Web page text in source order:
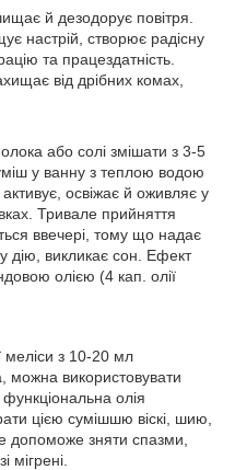
й дезодорує повітря.
настрій, створює радісну
та працездатність.
від дрібних комах,
або солі змішати з 3-5
у ванну з теплою водою
освіжає й оживляє у
Тривале прийняття
ввечері, тому що надає
дію, викликає сон. Ефект
олією (4 кап. олії
меліси з 10-20 мл
можна використовувати
олія
цією сумішшю віскі, шию,
допоможе зняти спазми,
мігрені.